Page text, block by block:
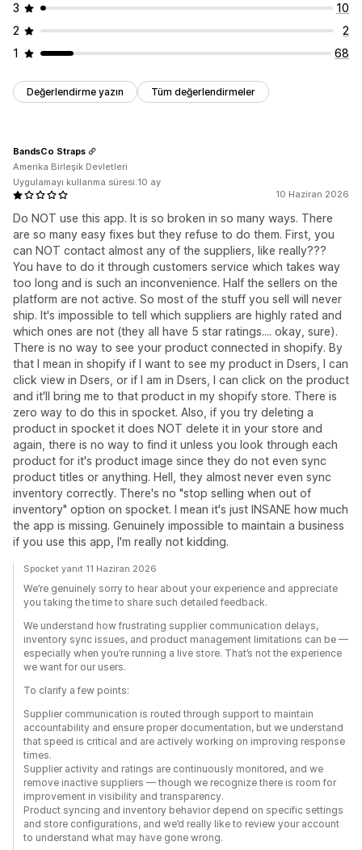
3
10
2
2
1
68
Değerlendirme yazın Tüm değerlendirmeler
10 Haziran 2026
Do NOT use this app. It is so broken in so many ways. There
are so many easy fixes but they refuse to do them. First, you
can NOT contact almost any of the suppliers, like really???
You have to do it through customers service which takes way
too long and is such an inconvenience. Half the sellers on the
platform are not active. So most of the stuff you sell will never
ship. It's impossible to tell which suppliers are highly rated and
which ones are not (they all have 5 star ratings.... okay, sure).
There is no way to see your product connected in shopify. By
that I mean in shopify if I want to see my product in Dsers, I can
click view in Dsers, or if I am in Dsers, I can click on the product
and it'll bring me to that product in my shopify store. There is
zero way to do this in spocket. Also, if you try deleting a
product in spocket it does NOT delete it in your store and
again, there is no way to find it unless you look through each
product for it's product image since they do not even sync
product titles or anything. Hell, they almost never even sync
inventory correctly. There's no "stop selling when out of
inventory" option on spocket. I mean it's just INSANE how much
the app is missing. Genuinely impossible to maintain a business
if you use this app, I'm really not kidding.
BandsCo Straps
Amerika Birleşik Devletleri
Uygulamayı kullanma süresi:10 ay
Spocket yanıt 11 Haziran 2026
We’re genuinely sorry to hear about your experience and appreciate
you taking the time to share such detailed feedback.
We understand how frustrating supplier communication delays,
inventory sync issues, and product management limitations can be —
especially when you’re running a live store. That’s not the experience
we want for our users.
To clarify a few points:
Supplier communication is routed through support to maintain
accountability and ensure proper documentation, but we understand
that speed is critical and are actively working on improving response
times.
Supplier activity and ratings are continuously monitored, and we
remove inactive suppliers — though we recognize there is room for
improvement in visibility and transparency.
Product syncing and inventory behavior depend on specific settings
and store configurations, and we’d really like to review your account
to understand what may have gone wrong.